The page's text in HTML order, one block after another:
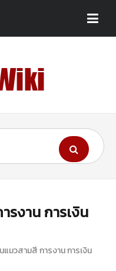
รงาน การเงิน
แมวสามสี การงาน การเงิน